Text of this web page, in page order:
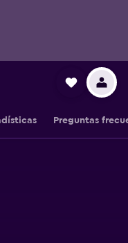
Preguntas